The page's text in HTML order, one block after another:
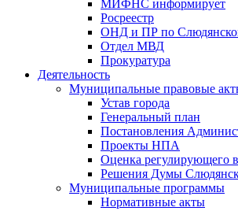
МИФНС информирует
Росреестр
ОНД и ПР по
Отдел МВД
Прокуратура
Деятельность
Муниципальные правовые
Устав города
Генеральный план
Постановления
Проекты НПА
Оценка регулирующего
Решения Думы
Муниципальные программы
Нормативные акты